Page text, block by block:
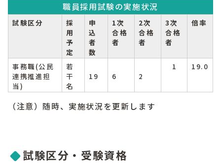
職員採用試験の実施状況
試験区分
採
用
予
定
申
込
者
数
1次
合格
者
2次
合格
者
3次
合格
者
倍率
事務職(公民
連携推進担
当)
若
干
名
19 6 2
1 19.0
（注意）随時、実施状況を更新します
試験区分・受験資格